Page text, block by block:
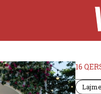
16